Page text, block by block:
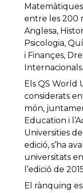
entre les 200
Anglesa,
Psicologia,
i Finançes,
Internacionals.
Els QS World
considerats
món,
Education i
Universities
edició, s’ha
universitats
l’edició de
El rànquing